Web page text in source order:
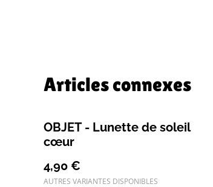
Articles connexes
OBJET - Lunette de soleil
cœur
4,90 €
AUTRES VARIANTES DISPONIBLES